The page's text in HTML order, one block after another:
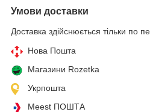
Умови доставки
Доставка здійснюється тільки по
Нова Пошта
Магазини Rozetka
Укрпошта
Meest ПОШТА